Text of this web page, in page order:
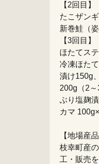
【2回目】
たこザン
新巻鮭（
【3回目】
ほたてス
冷凍ほた
漬け150g
200g（2
ぶり塩麹
カマ
【地場産
枝幸町産
工・販売